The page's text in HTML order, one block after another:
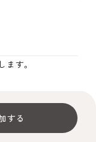
す。
する